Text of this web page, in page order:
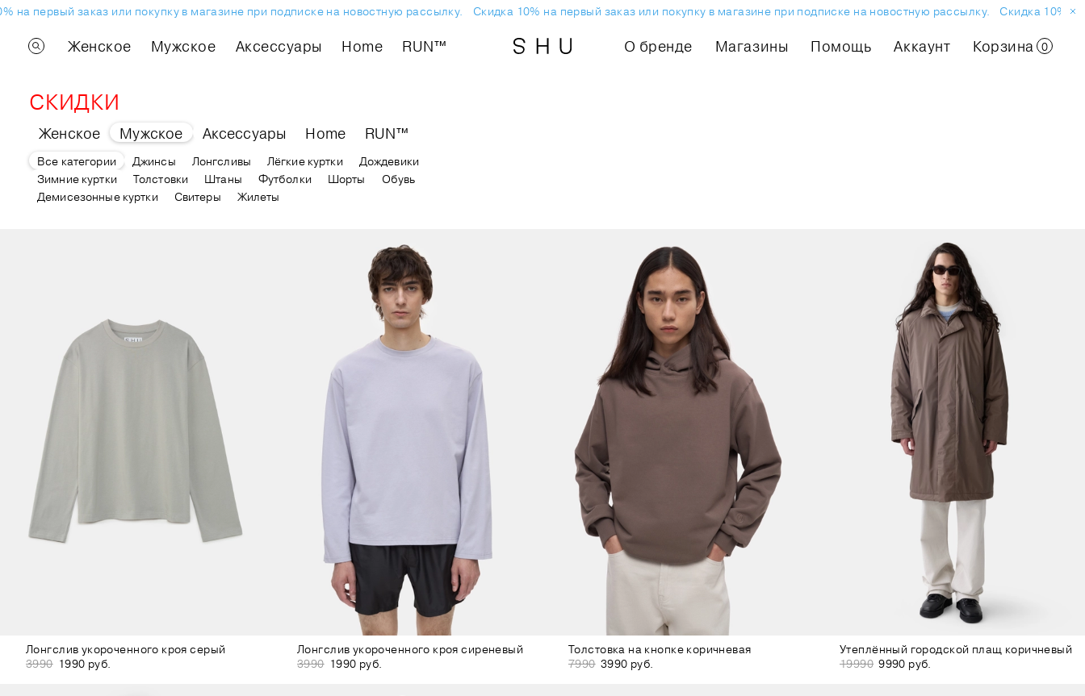
первый заказ или покупку в магазине при подписке на новостную рассылку. Скидка 10% на первый заказ или покупку в магазине при подписке на новостную рассылку. Скидка 10% на
Женское Мужское Аксессуары Home RUN™ О бренде Магазины Помощь Аккаунт Корзина 0
СКИДКИ
Женское Мужское Аксессуары Home RUN™
Все категории Джинсы Лонгсливы Лёгкие куртки
Дождевики
Зимние куртки
Толстовки Штаны Футболки Шорты
Обувь
Демисезонные куртки
Свитеры Жилеты
Лонгслив укороченного кроя серый
3990 1990 руб.
Лонгслив укороченного кроя сиреневый
3990 1990 руб.
Толстовка на кнопке коричневая
7990 3990 руб.
Утеплённый городской плащ коричневый
19990 9990 руб.